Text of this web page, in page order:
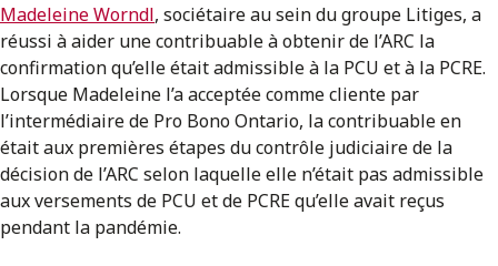
Madeleine Worndl, sociétaire au sein du groupe Litiges, a
réussi à aider une contribuable à obtenir de l’ARC la
confirmation qu’elle était admissible à la PCU et à la PCRE.
Lorsque Madeleine l’a acceptée comme cliente par
l’intermédiaire de Pro Bono Ontario, la contribuable en
était aux premières étapes du contrôle judiciaire de la
décision de l’ARC selon laquelle elle n’était pas admissible
aux versements de PCU et de PCRE qu’elle avait reçus
pendant la pandémie.